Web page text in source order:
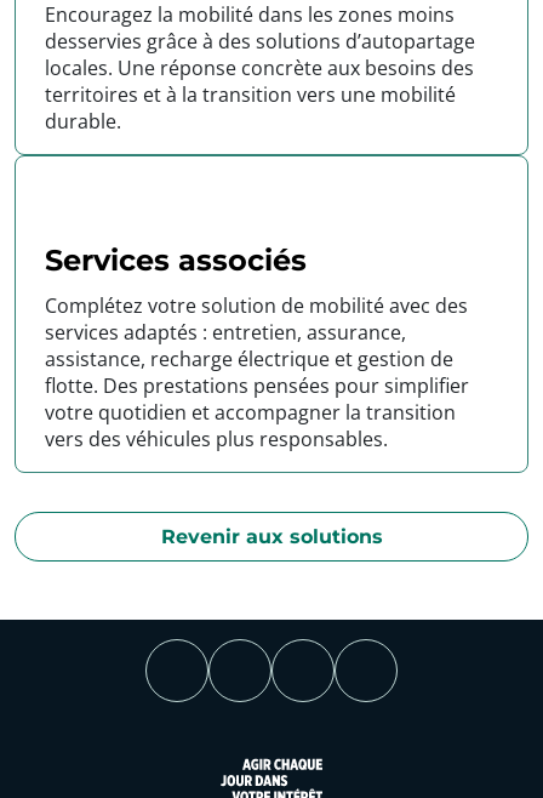
Encouragez la mobilité dans les zones moins
desservies grâce à des solutions d’autopartage
locales. Une réponse concrète aux besoins des
territoires et à la transition vers une mobilité
durable.
Services associés
Complétez votre solution de mobilité avec des
services adaptés : entretien, assurance,
assistance, recharge électrique et gestion de
flotte. Des prestations pensées pour simplifier
votre quotidien et accompagner la transition
vers des véhicules plus responsables.
Revenir aux solutions